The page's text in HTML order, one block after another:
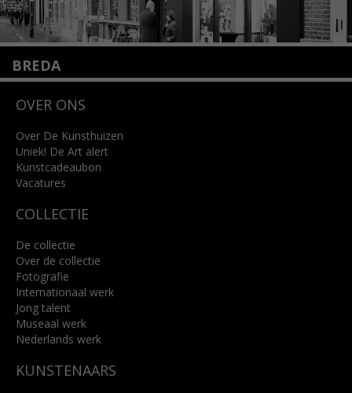
BREDA
4818 SB Breda
info@kunsthuisbreda.nl
Lees meer
OVER ONS
Over De Kunsthuizen
Uniek! De Art alert
Kunstcadeaubon
Vacatures
COLLECTIE
De collectie
Over de collectie
Fotografie
Internationaal werk
Jong talent
Museaal werk
Nederlands werk
KUNSTENAARS